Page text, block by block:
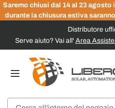
Saremo chiusi dal 14 al 23
durante la chiusura estiva
Distributore
Serve aiuto? Vai all' Area